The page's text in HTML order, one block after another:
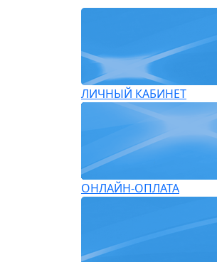
ЛИЧНЫЙ КАБИНЕТ
ОНЛАЙН-ОПЛАТА